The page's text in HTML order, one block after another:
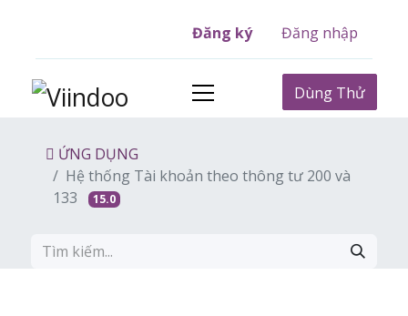
Đăng ký Đăng nhập
Dùng Thử
ỨNG DỤNG
Hệ thống Tài khoản theo thông tư 200 và
133
15.0